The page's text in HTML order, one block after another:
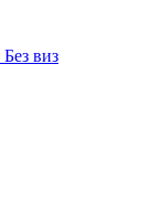
Без виз